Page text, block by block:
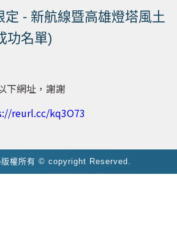
定 - 新航線暨高雄燈塔風土
功名單)
下網址，謝謝
reurl.cc/kq3O73
權所有 © copyright Reserved.